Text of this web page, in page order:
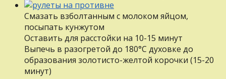
Смазать взболтанным с молоком яйцом,
посыпать кунжутом
Оставить для расстойки на 10-15 минут
Выпечь в разогретой до 180°С духовке до
образования золотисто-желтой корочки (15-20
минут)